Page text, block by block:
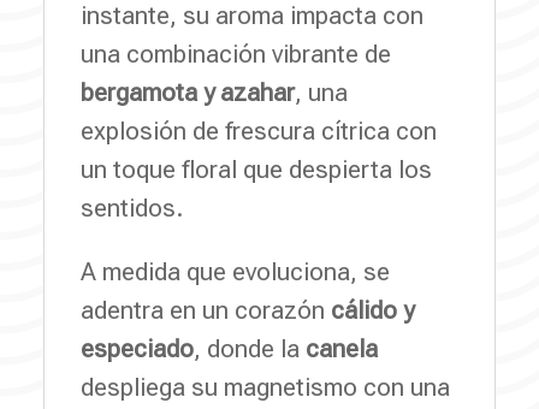
instante, su aroma impacta con
una combinación vibrante de
bergamota y azahar, una
explosión de frescura cítrica con
un toque floral que despierta los
sentidos.
A medida que evoluciona, se
adentra en un corazón cálido y
especiado, donde la canela
despliega su magnetismo con una